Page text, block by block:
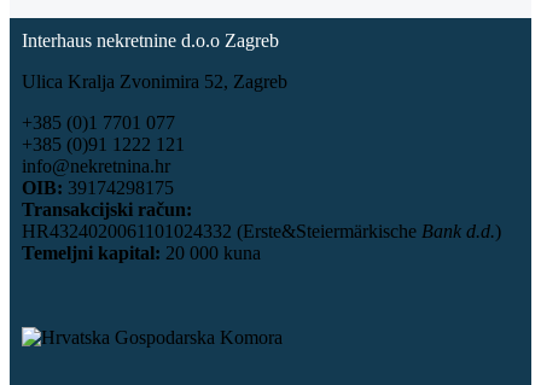
Interhaus nekretnine d.o.o Zagreb
Ulica Kralja Zvonimira 52, Zagreb
+385 (0)1 7701 077
+385 (0)91 1222 121
info@nekretnina.hr
OIB: 39174298175
Transakcijski račun:
HR4324020061101024332 (Erste&Steiermärkische Bank d.d.)
Temeljni kapital: 20 000 kuna